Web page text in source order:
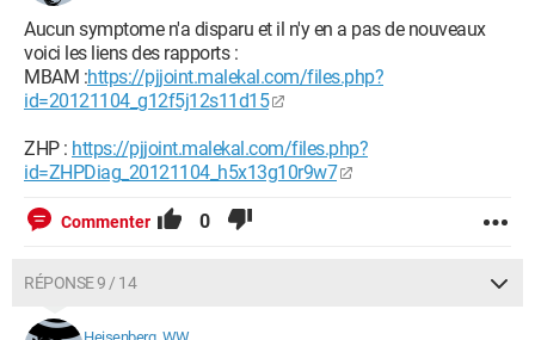
Aucun symptome n'a disparu et il n'y en a pas de nouveaux
voici les liens des rapports :
MBAM :https://pjjoint.malekal.com/files.php?
id=20121104_g12f5j12s11d15
ZHP : https://pjjoint.malekal.com/files.php?
id=ZHPDiag_20121104_h5x13g10r9w7
Commenter 0
RÉPONSE 9 / 14